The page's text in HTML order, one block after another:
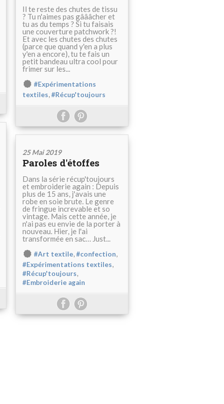
Il te reste des chutes de tissu
? Tu n'aimes pas gâââcher et
tu as du temps ? Si tu faisais
une couverture patchwork ?!
Et avec les chutes des chutes
(parce que quand y'en a plus
y'en a encore), tu te fais un
petit bandeau ultra cool pour
frimer sur les...
#Expérimentations
textiles,#Récup'toujours
25 Mai 2019
Paroles d'étoffes
Dans la série récup'toujours
et embroiderie again : Depuis
plus de 15 ans, j'avais une
robe en soie brute. Le genre
de fringue increvable et so
vintage. Mais cette année, je
n'ai pas eu envie de la porter à
nouveau. Hier, je l'ai
transformée en sac… Just...
#Art textile,#confection,
#Expérimentations textiles,
#Récup'toujours,
#Embroiderie again